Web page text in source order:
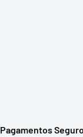
Pagamentos